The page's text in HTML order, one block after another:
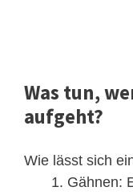
Was tun,
aufgeht?
Wie lässt sich
Gähnen: